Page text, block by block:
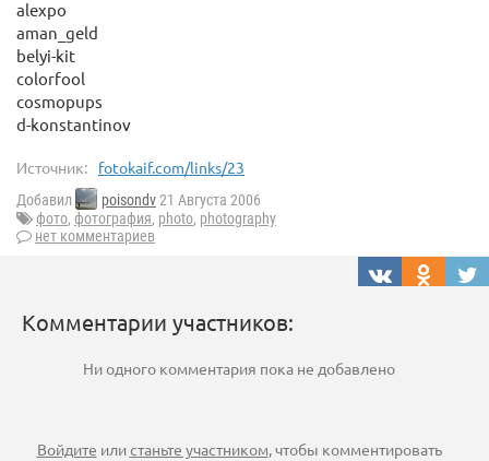
alexpo
aman_geld
belyi-kit
colorfool
cosmopups
d-konstantinov
Источник: fotokaif.com/links/23
Добавил poisondv21 Августа 2006
фото, фотография, photo, photography
нет комментариев
Комментарии участников:
Ни одного комментария пока не добавлено
Войдите илистаньте участником, чтобы комментировать